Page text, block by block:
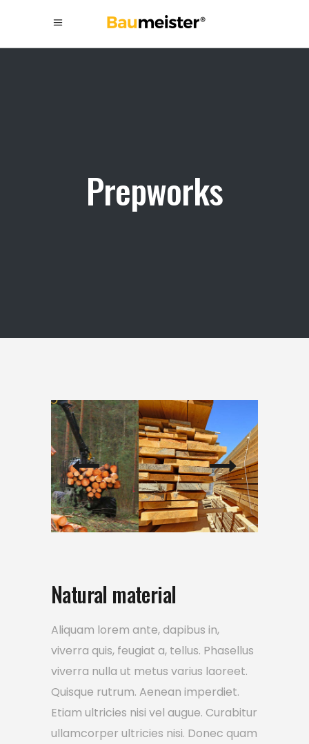
Prepworks
Natural material
Aliquam lorem ante, dapibus in,
viverra quis, feugiat a, tellus. Phasellus
viverra nulla ut metus varius laoreet.
Quisque rutrum. Aenean imperdiet.
Etiam ultricies nisi vel augue. Curabitur
ullamcorper ultricies nisi. Donec quam